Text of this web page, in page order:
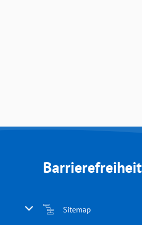
Schließzeiten auszublenden
Barrierefreiheit
Sitemap